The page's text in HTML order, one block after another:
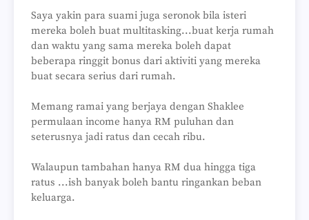
Saya yakin para suami juga seronok bila isteri
mereka boleh buat multitasking...buat kerja rumah
dan waktu yang sama mereka boleh dapat
beberapa ringgit bonus dari aktiviti yang mereka
buat secara serius dari rumah.
Memang ramai yang berjaya dengan Shaklee
permulaan income hanya RM puluhan dan
seterusnya jadi ratus dan cecah ribu.
Walaupun tambahan hanya RM dua hingga tiga
ratus ...ish banyak boleh bantu ringankan beban
keluarga.